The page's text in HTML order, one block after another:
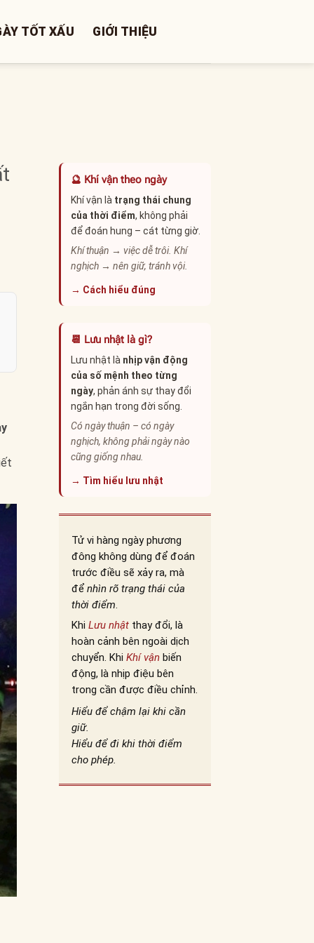
TỐT XẤU GIỚI THIỆU
🔮 Khí vận theo ngày
Khí vận là trạng thái chung
của thời điểm, không phải
để đoán hung – cát từng giờ.
Khí thuận → việc dễ trôi. Khí
nghịch → nên giữ, tránh vội.
→ Cách hiểu đúng
📆 Lưu nhật là gì?
Lưu nhật là nhịp vận động
của số mệnh theo từng
ngày, phản ánh sự thay đổi
ngắn hạn trong đời sống.
Có ngày thuận – có ngày
nghịch, không phải ngày nào
cũng giống nhau.
→ Tìm hiểu lưu nhật
Tử vi hàng ngày phương
đông không dùng để đoán
trước điều sẽ xảy ra, mà
để nhìn rõ trạng thái của
thời điểm.
Khi Lưu nhậtthay đổi, là
hoàn cảnh bên ngoài dịch
chuyển. Khi Khí vậnbiến
động, là nhịp điệu bên
trong cần được điều chỉnh.
Hiểu để chậm lại khi cần
giữ.
Hiểu để đi khi thời điểm
cho phép.